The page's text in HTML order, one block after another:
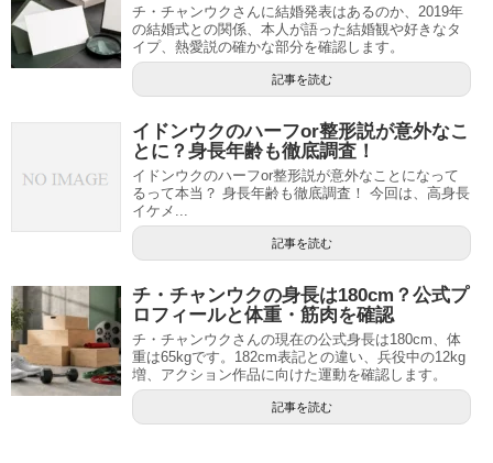
チ・チャンウクさんに結婚発表はあるのか、2019年
の結婚式との関係、本人が語った結婚観や好きなタ
イプ、熱愛説の確かな部分を確認します。
記事を読む
イドンウクのハーフor整形説が意外なこ
とに？身長年齢も徹底調査！
イドンウクのハーフor整形説が意外なことになって
るって本当？ 身長年齢も徹底調査！ 今回は、高身長
イケメ...
記事を読む
チ・チャンウクの身長は180cm？公式プ
ロフィールと体重・筋肉を確認
チ・チャンウクさんの現在の公式身長は180cm、体
重は65kgです。182cm表記との違い、兵役中の12kg
増、アクション作品に向けた運動を確認します。
記事を読む